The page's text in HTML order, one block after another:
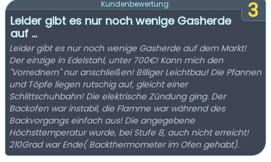
3
Kundenbewertung:
Leider gibt es nur noch wenige Gasherde
auf ...
Leider gibt es nur noch wenige Gasherde auf dem Markt!
Der einzige in Edelstahl, unter 700€! Kann mich den
"Vorrednern" nur anschließen! Billiger Leichtbau! Die Pfannen
und Töpfe liegen rutschig auf, gleicht einer
Schlittschuhbahn! Die elektrische Zündung ging. Der
Backofen war instabil, die Flamme war während des
Backvorgangs einfach aus! Die angegebene
Höchsttemperatur wurde, bei Stufe 8, auch nicht erreicht!
210Grad war Ende( Backthermometer im Ofen gehabt).